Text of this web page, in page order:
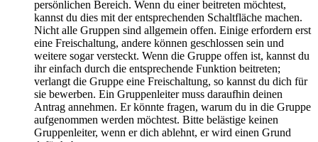
persönlichen Bereich. Wenn du einer beitreten möchtest,
kannst du dies mit der entsprechenden Schaltfläche machen.
Nicht alle Gruppen sind allgemein offen. Einige erfordern erst
eine Freischaltung, andere können geschlossen sein und
weitere sogar versteckt. Wenn die Gruppe offen ist, kannst du
ihr einfach durch die entsprechende Funktion beitreten;
verlangt die Gruppe eine Freischaltung, so kannst du dich für
sie bewerben. Ein Gruppenleiter muss daraufhin deinen
Antrag annehmen. Er könnte fragen, warum du in die Gruppe
aufgenommen werden möchtest. Bitte belästige keinen
Gruppenleiter, wenn er dich ablehnt, er wird einen Grund